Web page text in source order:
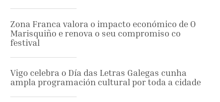
Zona Franca valora o impacto económico de O
Marisquiño e renova o seu compromiso co
festival
Vigo celebra o Día das Letras Galegas cunha
ampla programación cultural por toda a cidade